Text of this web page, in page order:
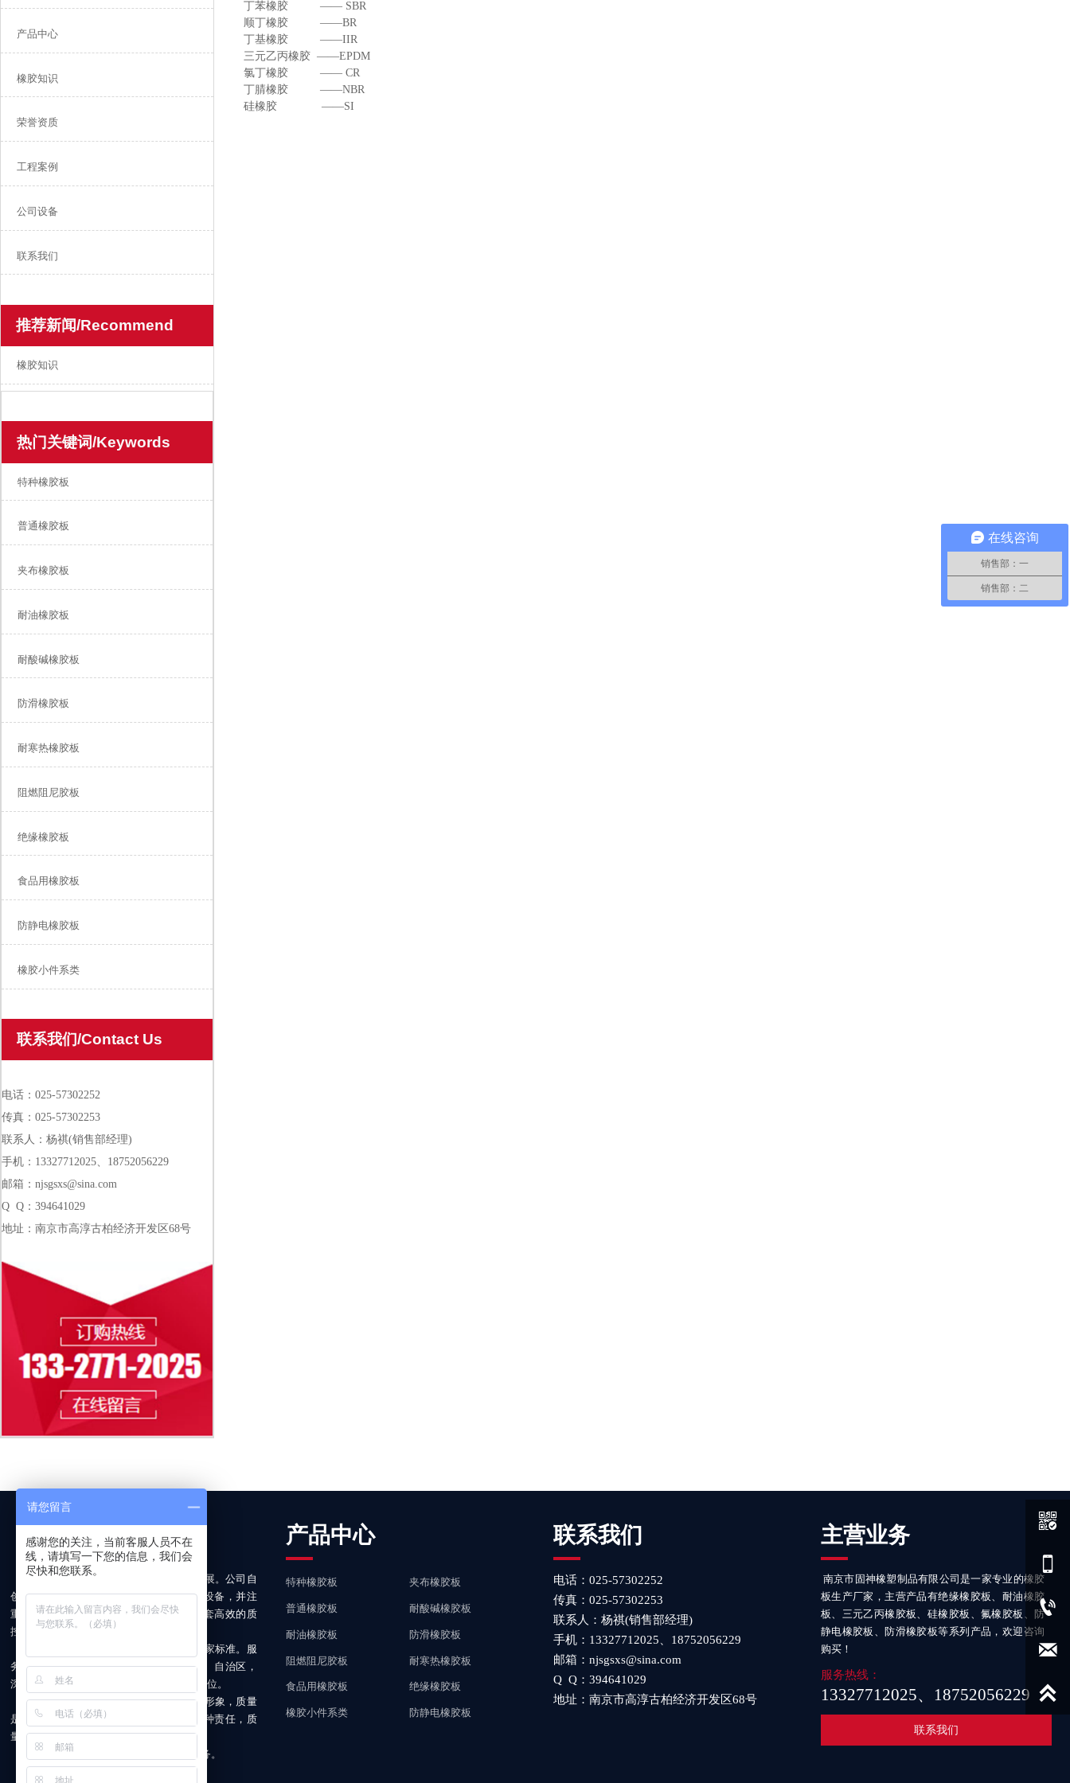
产品中心
橡胶知识
荣誉资质
工程案例
公司设备
联系我们
推荐新闻/Recommend
橡胶知识
热门关键词/Keywords
特种橡胶板
普通橡胶板
夹布橡胶板
耐油橡胶板
耐酸碱橡胶板
防滑橡胶板
耐寒热橡胶板
阻燃阻尼胶板
绝缘橡胶板
食品用橡胶板
防静电橡胶板
橡胶小件系类
联系我们/Contact Us
电话：025-57302252
传真：025-57302253
联系人：杨祺(销售部经理)
手机：13327712025、18752056229
邮箱：njsgsxs@sina.com
Q Q：394641029
地址：南京市高淳古柏经济开发区68号
丁苯橡胶 —— SBR
顺丁橡胶 ——BR
丁基橡胶 ——IIR
三元乙丙橡胶 ——EPDM
氯丁橡胶 —— CR
丁腈橡胶 ——NBR
硅橡胶 ——SI
关于我们
我公司坚持以质量求生存，以信誉求发展。公司自
创建以来引进了一整套先进的生产及检测设备，并注
重技术、人才的培养和创新。建立了一整套高效的质
控管理体系和完善的产品销售服务网络。
我公司产品的各项指标均达到或超过国家标准。服
务周到、快捷。产品畅销二十多个省、市、自治区，
深受用户好评。是多个钢铁集团定点生产单位。
公司坚信质量是一种标准，质量是一种形象，质量
是一种特色，质量是一种承诺，质量是一种责任，质
量是更是企业的生命。
诚恳欢迎新老客户，光临惠顾，洽谈业务。
产品中心
特种橡胶板
普通橡胶板
耐油橡胶板
阻燃阻尼胶板
食品用橡胶板
橡胶小件系类
夹布橡胶板
耐酸碱橡胶板
防滑橡胶板
耐寒热橡胶板
绝缘橡胶板
防静电橡胶板
联系我们
电话：025-57302252
传真：025-57302253
联系人：杨祺(销售部经理)
手机：13327712025、18752056229
邮箱：njsgsxs@sina.com
Q Q：394641029
地址：南京市高淳古柏经济开发区68号
主营业务
南京市固神橡塑制品有限公司是一家专业的橡胶
板生产厂家，主营产品有绝缘橡胶板、耐油橡胶
板、三元乙丙橡胶板、硅橡胶板、氟橡胶板、防
静电橡胶板、防滑橡胶板等系列产品，欢迎咨询
购买！
服务热线：
13327712025、18752056229
联系我们





在线咨询
销售部：一
销售部：二
请您留言
感谢您的关注，当前客服人员不在
线，请填写一下您的信息，我们会
尽快和您联系。